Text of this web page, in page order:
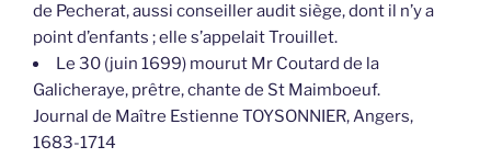
de Pecherat, aussi conseiller audit siège, dont il n’y a
point d’enfants ; elle s’appelait Trouillet.
Le 30 (juin 1699) mourut Mr Coutard de la
Galicheraye, prêtre, chante de St Maimboeuf.
Journal de Maître Estienne TOYSONNIER, Angers,
1683-1714